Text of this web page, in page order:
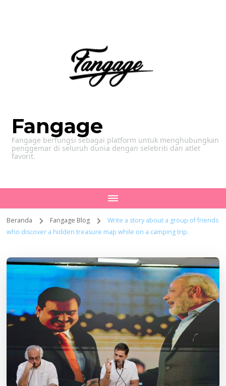
Fangage
Fangage berfungsi sebagai platform untuk menghubungkan
penggemar di seluruh dunia dengan selebriti dan atlet
favorit.
Beranda Fangage Blog
Write a story about a group of friends
who discover a hidden treasure map while on a camping trip.